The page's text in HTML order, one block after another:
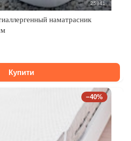
25841
наматрасник
Купити
−40%